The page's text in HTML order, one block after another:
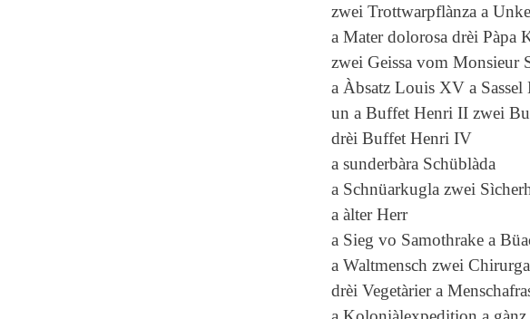
zwei Trottwarpflànza a
a Mater dolorosa drèi Pàpa
zwei Geissa vom Monsieur
a Àbsatz Louis XV a
un a Buffet Henri II zwei
drèi Buffet Henri IV
a sunderbàra Schüblàda
a Schnüarkugla zwei
a àlter Herr
a Sieg vo Samothrake a
a Waltmensch zwei Chirurga
drèi Vegetàrier a